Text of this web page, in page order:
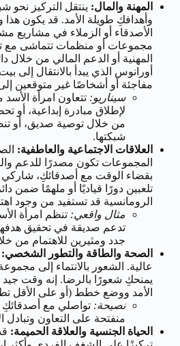
المهنة والمال: ينتقل التركيز نحو
وأهدافكِ طويلة الأمد. قد يكون هذا
الأصدقاء أو الزملاء في مشاريع
مجموعات أو منظمات تتماشى مع
المهنية أو الدعم المالي من خلال
أورانوس الذي يبدأ بالانتقال إلى
مفاجئة أو أشخاصًا غير متوقعين
سيناريو: تتعاون امرأة
لإطلاق مبادرة إبداعية،
من خلال توصية صديق، أو
شبكتها.
العلاقات الاجتماعية والعاطفية:
المجموعات تكون مصدرًا للدعم
بقضاء الوقت مع أصدقائكِ،
تلعبين دورًا قياديًا أو ملهمًا ضمن
الرومانسية قد تستفيد من وجود
مثال واقعي: تنظم امرأة
تدعم صديقة في تحقيق
جدد ومثيرين للاهتمام من
الصحة والطاقة والتطور الشخصي:
عالية. الشعور بالانتماء إلى
يمنحكِ شعورًا بالرضا. إنه وقت جيد
الأمد ووضع خطط (أو على الأقل
نصيحة: تواصلي مع أصدقائكِ
منفتحة على التعاون وتبادل
الحياة الجنسية والعلاقة الحميمة: